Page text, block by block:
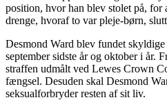
position, hvor han blev stolet på, for
drenge, hvoraf to var pleje-børn,
Desmond Ward blev fundet skyldige
september sidste år og oktober i år.
straffen udmålt ved Lewes Crown
fængsel. Desuden skal Desmond
seksualforbryder resten af sit liv.